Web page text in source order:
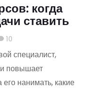
когда
ставить
10
специалист,
и повышает
его нанимать, какие